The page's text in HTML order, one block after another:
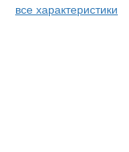
все характеристики